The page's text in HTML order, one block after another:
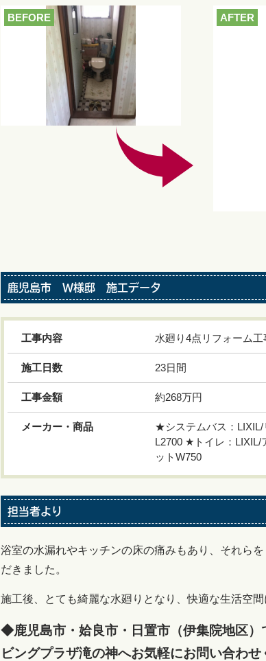
AFTER
BEFORE
鹿児島市 W様邸 施工データ
工事内容 水廻り4点リフォーム工
施工日数 23日間
工事金額 約268万円
メーカー・商品
★システムバス：LIXIL/
L2700 ★トイレ：LIXIL/
ットW750
担当者より
浴室の水漏れやキッチンの床の痛みもあり、それら
だきました。
施工後、とても綺麗な水廻りとなり、快適な生活空間
◆鹿児島市・姶良市・日置市（伊集院地区）
ビングプラザ滝の神へお気軽にお問い合わせ